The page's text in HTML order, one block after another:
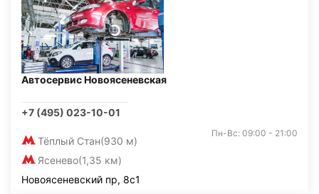
Автосервис Новоясеневская
+7 (495) 023-10-01
Тёплый Стан(930 м)
Ясенево(1,35 км)
Пн-Вс: 09:00 - 21:00
Новоясеневский пр, 8с1